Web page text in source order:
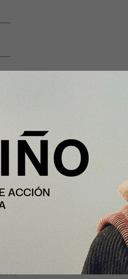
Barcelona convierte su
en el mejor mirador de la
vivir el eclipse solar